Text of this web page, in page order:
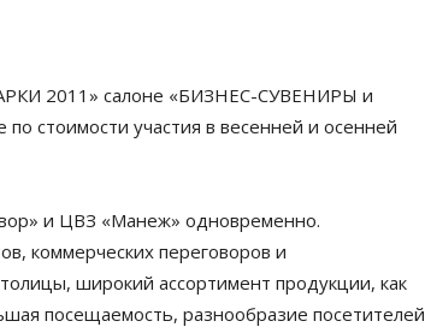
2011» салоне «БИЗНЕС-СУВЕНИРЫ и
стоимости участия в весенней и осенней
и ЦВЗ «Манеж» одновременно.
коммерческих переговоров и
широкий ассортимент продукции, как
посещаемость, разнообразие посетителей